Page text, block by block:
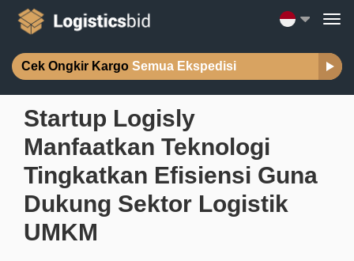
Cek Ongkir Kargo Semua Ekspedisi
Startup Logisly
Manfaatkan Teknologi
Tingkatkan Efisiensi Guna
Dukung Sektor Logistik
UMKM